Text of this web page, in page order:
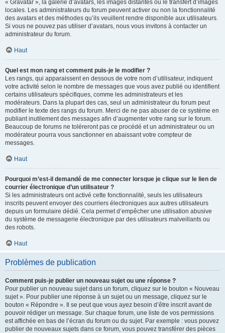
« Gravatar », la galerie d’avatars, les images distantes ou le transfert d’images
locales. Les administrateurs du forum peuvent activer ou non la fonctionnalité
des avatars et des méthodes qu’ils veuillent rendre disponible aux utilisateurs.
Si vous ne pouvez pas utiliser d’avatars, nous vous invitons à contacter un
administrateur du forum.
Haut
Quel est mon rang et comment puis-je le modifier ?
Les rangs, qui apparaissent en dessous de votre nom d’utilisateur, indiquent
votre activité selon le nombre de messages que vous avez publié ou identifient
certains utilisateurs spécifiques, comme les administrateurs et les
modérateurs. Dans la plupart des cas, seul un administrateur du forum peut
modifier le texte des rangs du forum. Merci de ne pas abuser de ce système en
publiant inutilement des messages afin d’augmenter votre rang sur le forum.
Beaucoup de forums ne toléreront pas ce procédé et un administrateur ou un
modérateur pourra vous sanctionner en abaissant votre compteur de
messages.
Haut
Pourquoi m’est-il demandé de me connecter lorsque je clique sur le lien de
courrier électronique d’un utilisateur ?
Si les administrateurs ont activé cette fonctionnalité, seuls les utilisateurs
inscrits peuvent envoyer des courriers électroniques aux autres utilisateurs
depuis un formulaire dédié. Cela permet d’empêcher une utilisation abusive
du système de messagerie électronique par des utilisateurs malveillants ou
des robots.
Haut
Problèmes de publication
Comment puis-je publier un nouveau sujet ou une réponse ?
Pour publier un nouveau sujet dans un forum, cliquez sur le bouton « Nouveau
sujet ». Pour publier une réponse à un sujet ou un message, cliquez sur le
bouton « Répondre ». Il se peut que vous ayez besoin d’être inscrit avant de
pouvoir rédiger un message. Sur chaque forum, une liste de vos permissions
est affichée en bas de l’écran du forum ou du sujet. Par exemple : vous pouvez
publier de nouveaux sujets dans ce forum, vous pouvez transférer des pièces